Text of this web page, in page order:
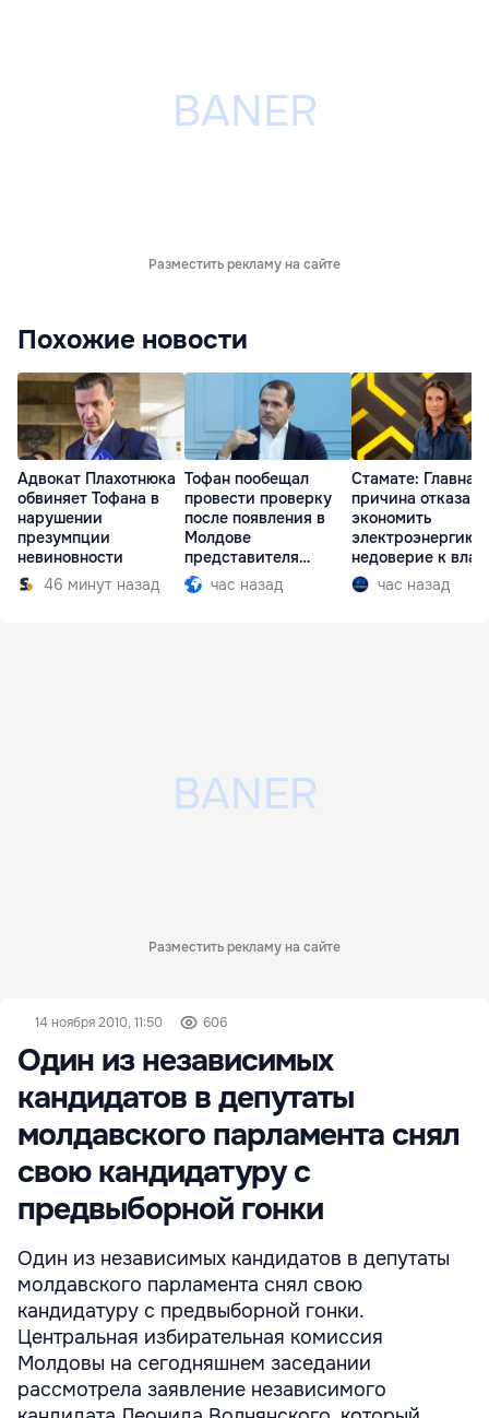
Разместить рекламу на сайте
Похожие новости
Адвокат Плахотнюка
обвиняет Тофана в
нарушении
презумпции
невиновности
46 минут назад
Тофан пообещал
провести проверку
после появления в
Молдове
представителя
Южной Осетии
час назад
Стамате: Главная
причина отказа
экономить
электроэнергию
недоверие к
час назад
Разместить рекламу на сайте
14 ноября 2010, 11:50 606
Один из независимых
кандидатов в депутаты
молдавского парламента снял
свою кандидатуру с
предвыборной гонки
Один из независимых кандидатов в депутаты
молдавского парламента снял свою
кандидатуру с предвыборной гонки.
Центральная избирательная комиссия
Молдовы на сегодняшнем заседании
рассмотрела заявление независимого